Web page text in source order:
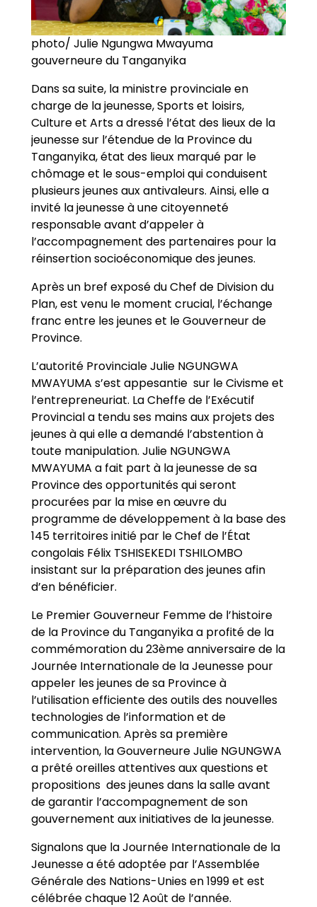
photo/ Julie Ngungwa Mwayuma
gouverneure du Tanganyika
Dans sa suite, la ministre provinciale en
charge de la jeunesse, Sports et loisirs,
Culture et Arts a dressé l’état des lieux de la
jeunesse sur l’étendue de la Province du
Tanganyika, état des lieux marqué par le
chômage et le sous-emploi qui conduisent
plusieurs jeunes aux antivaleurs. Ainsi, elle a
invité la jeunesse à une citoyenneté
responsable avant d’appeler à
l’accompagnement des partenaires pour la
réinsertion socioéconomique des jeunes.
Après un bref exposé du Chef de Division du
Plan, est venu le moment crucial, l’échange
franc entre les jeunes et le Gouverneur de
Province.
L’autorité Provinciale Julie NGUNGWA
MWAYUMA s’est appesantie sur le Civisme et
l’entrepreneuriat. La Cheffe de l’Exécutif
Provincial a tendu ses mains aux projets des
jeunes à qui elle a demandé l’abstention à
toute manipulation. Julie NGUNGWA
MWAYUMA a fait part à la jeunesse de sa
Province des opportunités qui seront
procurées par la mise en œuvre du
programme de développement à la base des
145 territoires initié par le Chef de l’État
congolais Félix TSHISEKEDI TSHILOMBO
insistant sur la préparation des jeunes afin
d’en bénéficier.
Le Premier Gouverneur Femme de l’histoire
de la Province du Tanganyika a profité de la
commémoration du 23ème anniversaire de la
Journée Internationale de la Jeunesse pour
appeler les jeunes de sa Province à
l’utilisation efficiente des outils des nouvelles
technologies de l’information et de
communication. Après sa première
intervention, la Gouverneure Julie NGUNGWA
a prêté oreilles attentives aux questions et
propositions des jeunes dans la salle avant
de garantir l’accompagnement de son
gouvernement aux initiatives de la jeunesse.
Signalons que la Journée Internationale de la
Jeunesse a été adoptée par l’Assemblée
Générale des Nations-Unies en 1999 et est
célébrée chaque 12 Août de l’année.